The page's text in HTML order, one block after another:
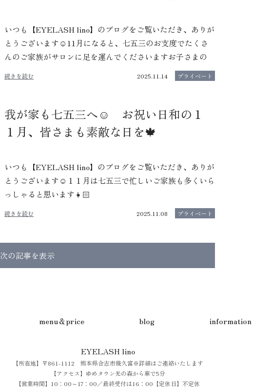
いつも【EYELASH lino】のブログをご覧いただき、ありが
とうございます☺️11月になると、七五三のお支度でたくさ
んのご家族がサロンに足を運んでくださいますお子さまの
続きを読む 2025.11.14 プライベート
我が家も七五三へ☺️ お祝い日和の１
１月、皆さまも素敵な日を🍁
いつも【EYELASH lino】のブログをご覧いただき、ありが
とうございます☺️１１月は七五三で忙しいご家族も多くいら
っしゃると思います👧🏻
続きを読む 2025.11.08 プライベート
次の記事を表示
menu＆price blog information
EYELASH lino
【所在地】〒861-1112 熊本県合志市幾久富※詳細はご連絡いたします
【アクセス】ゆめタウン光の森から車で5分
【営業時間】10：00～17：00／最終受付は16：00【定休日】不定休